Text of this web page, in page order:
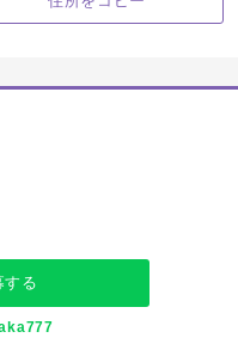
する